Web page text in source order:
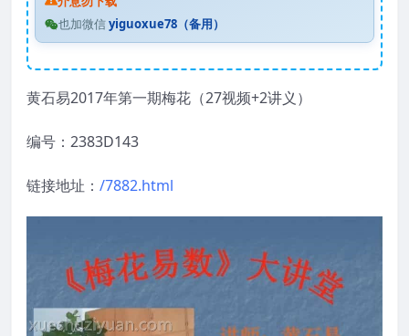
也加微信yiguoxue78（备用）
黄石易2017年第一期梅花（27视频+2讲义）
编号：2383D143
链接地址： /7882.html